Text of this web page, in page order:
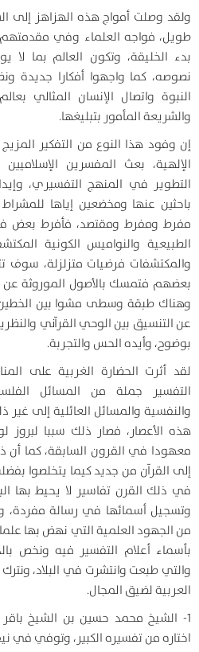
ولقد وصلت أمواج هذه الهزاهز إلى
طويل، فواجه العلماء وفي
بدء الخليقة، وتكون العالم بما
نصوصه، كما واجهوا أفكارا جديدة
النبوة واتصال الإنسان المثالي
والشريعة المأمور بتبليغها.
إن وفود هذا النوع من التفكير
الإلهية، بعث المفسرين
التطوير في المنهج التفسيري،
باحثين عنها ومخضعين إياها
مفرط ومفرط ومقتصد، فأفرط بعض
الطبيعية والنواميس الكونية
والمكتشفات فرضيات متزلزلة، سوف
بعضهم فتمسك بالأصول الموروثة عن
وهناك طبقة وسطى مشوا بين
عن التنسيق بين الوحي القرآني
بوضوح، وأيده الحس والتجربة.
لقد أثرت الحضارة الغربية على
التفسير جملة من المسائل
والنفسية والمسائل العائلية إلى
هذه الأعصار، فصار ذلك سببا
معهودا في القرون السابقة، كما أن
إلى القرآن من جديد كيما يتخلصوا
في ذلك القرن تفاسير لا يحيط بها
وتسجيل أسمائها في رسالة مفردة،
من الجهود العلمية التي نهض بها
بأسماء أعلام التفسير فيه ونخص
والتي طبعت وانتشرت في البلاد،
العربية لضيق المجال.
1- الشيخ محمد حسين بن الشيخ باقر
اختاره من تفسيره الكبير، وتوفي في